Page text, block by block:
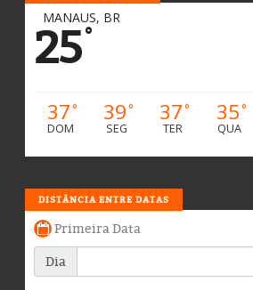
MANAUS, BR
25°
37°
DOM
39°
SEG
37°
TER
35°
QUA
DISTÂNCIA ENTRE DATAS